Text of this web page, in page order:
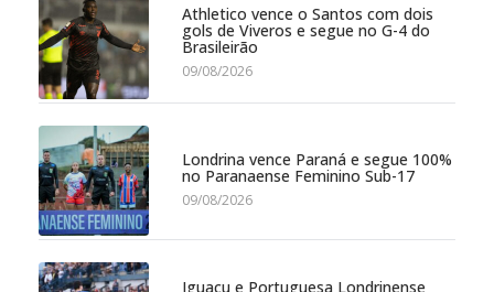
Athletico vence o Santos com dois
gols de Viveros e segue no G-4 do
Brasileirão
09/08/2026
Londrina vence Paraná e segue 100%
no Paranaense Feminino Sub-17
09/08/2026
Iguaçu e Portuguesa Londrinense